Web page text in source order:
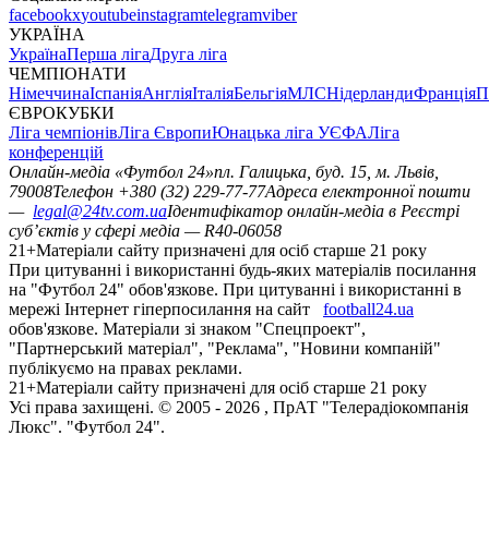
facebookxyoutubeinstagramtelegramviber
УКРАЇНА
УкраїнаПерша лігаДруга ліга
ЧЕМПІОНАТИ
НімеччинаІспаніяАнгліяІталіяБельгіяМЛСНідерландиФранція
ЄВРОКУБКИ
Ліга чемпіонівЛіга ЄвропиЮнацька ліга УЄФАЛіга
конференцій
Онлайн-медіа «Футбол 24»пл. Галицька, буд. 15, м. Львів,
79008Телефон +380 (32) 229-77-77Адреса електронної пошти
— legal@24tv.com.uaІдентифікатор онлайн-медіа в Реєстрі
суб’єктів у сфері медіа — R40-06058
21+Матеріали сайту призначені для осіб старше 21 року
При цитуванні і використанні будь-яких матеріалів посилання
на "Футбол 24" обов'язкове. При цитуванні і використанні в
мережі Інтернет гіперпосилання на сайт
football24.ua
обов'язкове. Матеріали зі знаком "Спецпроект",
"Партнерський матеріал", "Реклама", "Новини компаній"
публікуємо на правах реклами.
21+Матеріали сайту призначені для осіб старше 21 року
Усi права захищенi. © 2005 - 2026 , ПрАТ "Телерадіокомпанія
Люкс". "Футбол 24".